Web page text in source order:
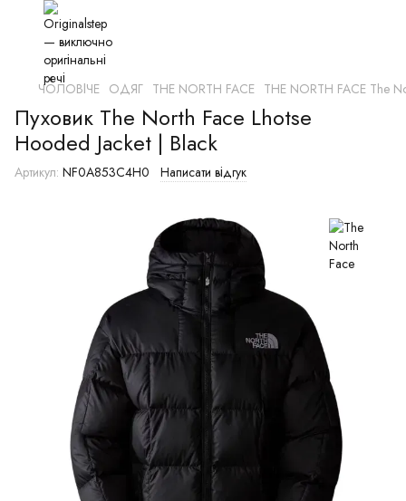
ЧОЛОВІЧЕ ОДЯГ THE NORTH FACE THE NORTH FACE The
Пуховик The North Face Lhotse
Hooded Jacket | Black
Артикул: NF0A853C4H0 Написати відгук